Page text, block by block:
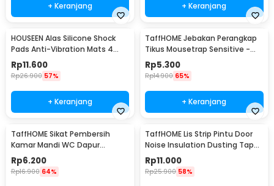
+ Keranjang + Keranjang
HOUSEEN Alas Silicone Shock
Pads Anti-Vibration Mats 4
PCS - NY522
Rp11.600
Rp26.900 57%
+ Keranjang
TaffHOME Jebakan Perangkap
Tikus Mousetrap Sensitive -
ZL-2021
Rp5.300
Rp14.900 65%
+ Keranjang
TaffHOME Sikat Pembersih
Kamar Mandi WC Dapur
Sponge Brush - 8211
Rp6.200
Rp16.900 64%
TaffHOME Lis Strip Pintu Door
Noise Insulation Dusting Tape
5Mx9mmx9mm - KK-061
Rp11.000
Rp25.900 58%